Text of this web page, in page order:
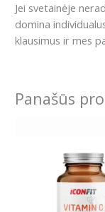
Jei svetainėje
domina
klausimus ir mes
Panašūs